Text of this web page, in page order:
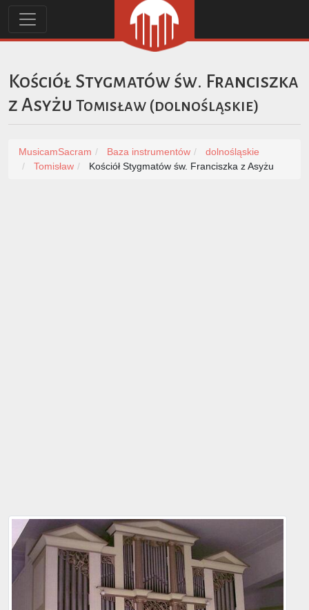
Kościół Stygmatów św. Franciszka
z Asyżu Tomisław (dolnośląskie)
MusicamSacram Baza instrumentów
dolnośląskie
Tomisław
Kościół Stygmatów św. Franciszka z Asyżu